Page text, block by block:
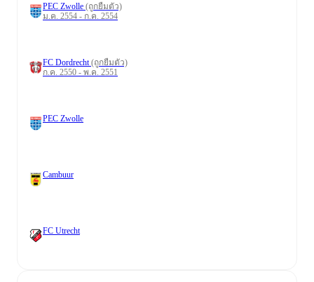
PEC Zwolle (ถูกยืมตัว)
ม.ค. 2554 - ก.ค. 2554
FC Dordrecht (ถูกยืมตัว)
ก.ค. 2550 - พ.ค. 2551
PEC Zwolle
Cambuur
FC Utrecht